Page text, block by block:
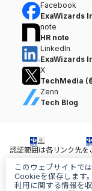
このウェブサイトで
Cookieを保存します
利用に関する情報を
Facebook
ExaWizards
note
HR note
LinkedIn
ExaWizards
X
TechMedia
Zenn
Tech Blog
認証範囲は各リンク先を
情報セキュリテ
個人情報保護基